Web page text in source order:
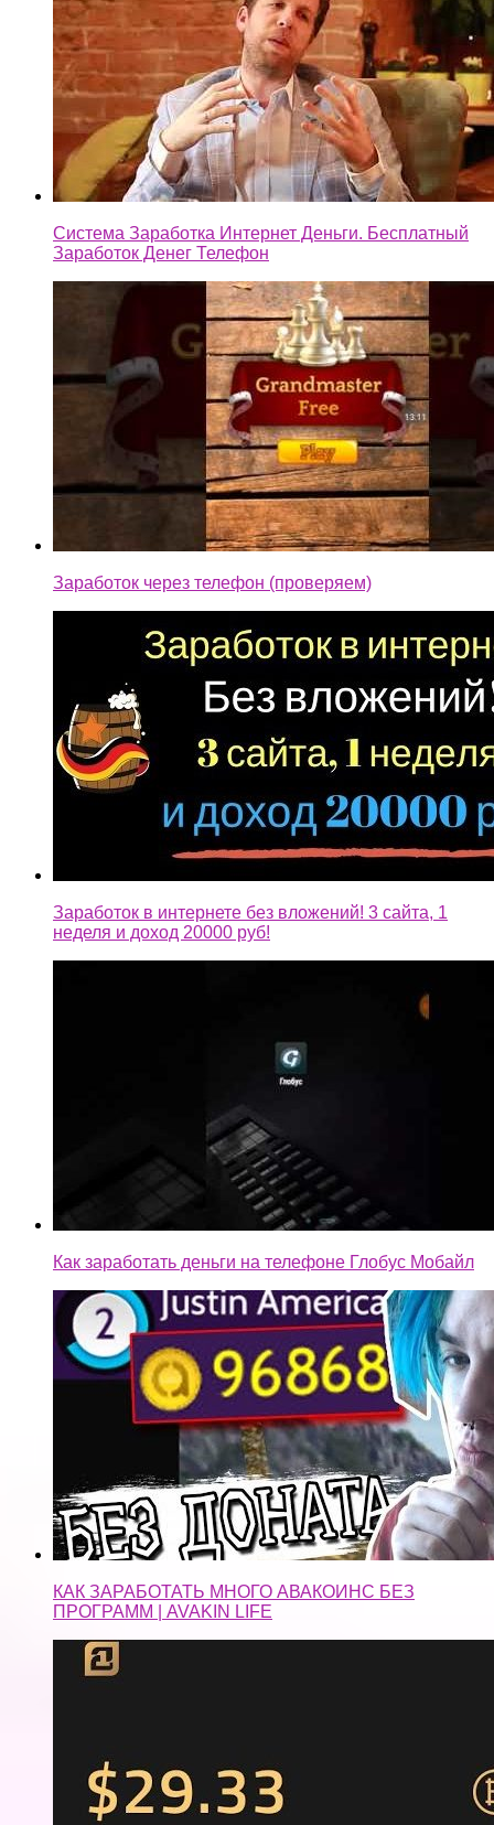
Система Заработка Интернет Деньги. Бесплатный
Заработок Денег Телефон
Заработок через телефон (проверяем)
Заработок в интернете без вложений! 3 сайта, 1
неделя и доход 20000 руб!
Как заработать деньги на телефоне Глобус Мобайл
КАК ЗАРАБОТАТЬ МНОГО АВАКОИНС БЕЗ
ПРОГРАММ | AVAKIN LIFE